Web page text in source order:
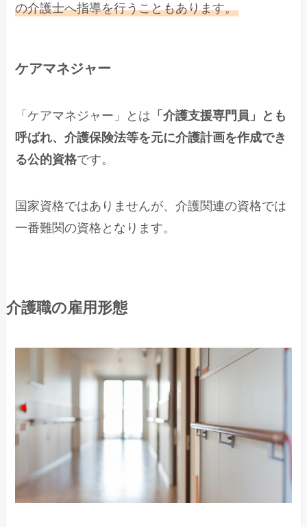
の介護士へ指導を行うこともあります。
ケアマネジャー
「ケアマネジャー」とは 「介護支援専門員」とも
呼ばれ、介護保険法等を元に介護計画を作成でき
る公的資格です。
国家資格ではありませんが、介護関連の資格では
一番難関の資格となります。
介護職の雇用形態